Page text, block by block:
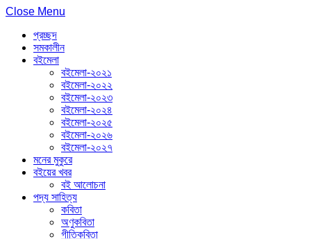
Close Menu
প্রচ্ছদ
সমকালীন
বইমেলা
বইমেলা-২০২১
বইমেলা-২০২২
বইমেলা-২০২৩
বইমেলা-২০২৪
বইমেলা-২০২৫
বইমেলা-২০২৬
বইমেলা-২০২৭
মনের মুকুরে
বইয়ের খবর
বই আলোচনা
পদ্য সাহিত্য
কবিতা
অণুকবিতা
গীতিকবিতা